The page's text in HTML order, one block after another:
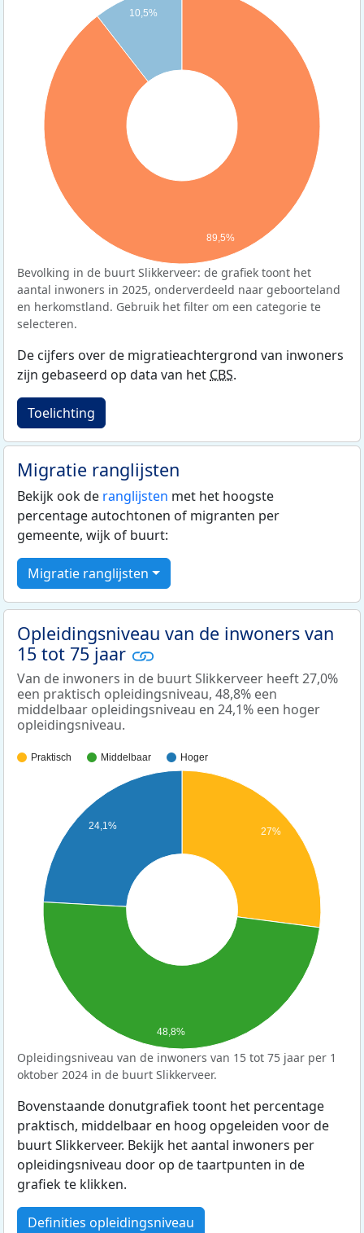
10,5%
89,5%
Bevolking in de buurt Slikkerveer: de grafiek toont het
aantal inwoners in 2025, onderverdeeld naar geboorteland
en herkomstland. Gebruik het filter om een categorie te
selecteren.
De cijfers over de migratieachtergrond van inwoners
zijn gebaseerd op data van het CBS.
Toelichting
Migratie ranglijsten
Bekijk ook de ranglijsten met het hoogste
percentage autochtonen of migranten per
gemeente, wijk of buurt:
Migratie ranglijsten
Opleidingsniveau van de inwoners van
15 tot 75 jaar
Van de inwoners in de buurt Slikkerveer heeft 27,0%
een praktisch opleidingsniveau, 48,8% een
middelbaar opleidingsniveau en 24,1% een hoger
opleidingsniveau.
Praktisch Middelbaar Hoger
27%
24,1%
48,8%
Opleidingsniveau van de inwoners van 15 tot 75 jaar per 1
oktober 2024 in de buurt Slikkerveer.
Bovenstaande donutgrafiek toont het percentage
praktisch, middelbaar en hoog opgeleiden voor de
buurt Slikkerveer. Bekijk het aantal inwoners per
opleidingsniveau door op de taartpunten in de
grafiek te klikken.
Definities opleidingsniveau